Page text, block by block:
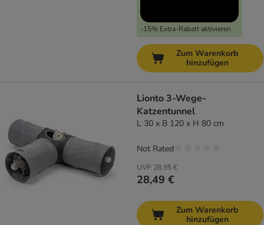
-15% Extra-Rabatt aktivieren
Zum Warenkorb
hinzufügen
Lionto 3-Wege-
Katzentunnel
L 30 x B 120 x H 80 cm
UVP 28,95 €
28,49 €
Not Rated
Zum Warenkorb
hinzufügen